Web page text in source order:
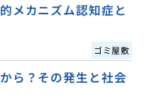
メカニズム認知症と
ゴミ屋敷
ら？その発生と社会